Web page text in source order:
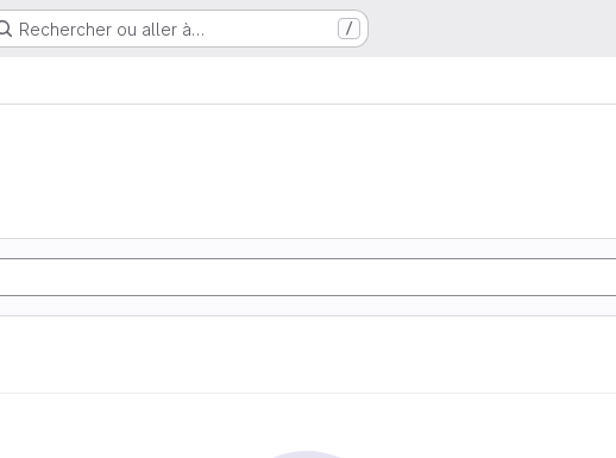
Rechercher ou aller à… /